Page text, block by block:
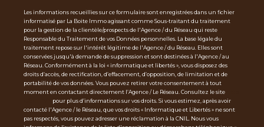
Les informations recueillies sur ce formulaire sont enregistrées dans un fichier
informatisé par La Boite Immo agissant comme Sous-traitant du traitement
pour la gestion de la clientèle/prospects de l'Agence / du Réseau qui reste
Responsable du Traitement de vos Données personnelles. La base légale du
traitement repose sur l'intérêt légitime de l'Agence / du Réseau. Elles sont
conservées jusqu'à demande de suppression et sont destinées à l'Agence / au
Réseau. Conformément à la loi « informatique et libertés », vous disposez des
droits d’accès, de rectification, d’effacement, d’opposition, de limitation et de
portabilité de vos données. Vous pouvez retirer votre consentement à tout
moment en contactant directement l’Agence / Le Réseau. Consultez le site
pour plus d’informations sur vos droits. Si vous estimez, après avoir
contacté l'Agence / le Réseau, que vos droits « Informatique et Libertés » ne sont
pas respectés, vous pouvez adresser une réclamation à la CNIL. Nous vous